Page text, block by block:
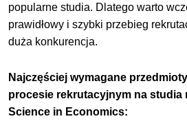
popularne studia. Dlatego warto
prawidłowy i szybki przebieg
duża konkurencja.
Najczęściej wymagane
procesie rekrutacyjnym na studia
Science in Economics: